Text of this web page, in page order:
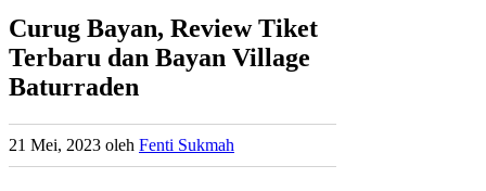
Curug Bayan, Review Tiket
Terbaru dan Bayan Village
Baturraden
21 Mei, 2023 oleh Fenti Sukmah